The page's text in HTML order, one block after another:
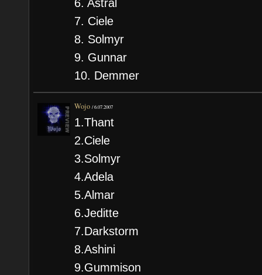
6. Astral
7. Ciele
8. Solmyr
9. Gunnar
10. Demmer
Wojo /6.07.2007
1.Thant
2.Ciele
3.Solmyr
4.Adela
5.Almar
6.Jeditte
7.Darkstorm
8.Ashini
9.Gummison